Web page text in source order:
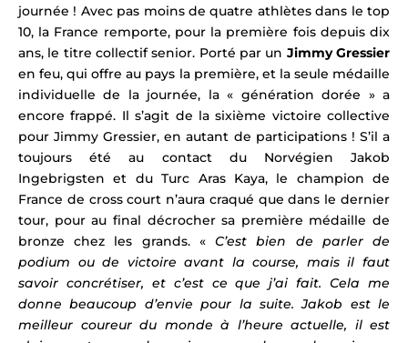
journée ! Avec pas moins de quatre athlètes dans le top
10, la France remporte, pour la première fois depuis dix
ans, le titre collectif senior. Porté par un Jimmy Gressier
en feu, qui offre au pays la première, et la seule médaille
individuelle de la journée, la « génération dorée » a
encore frappé. Il s’agit de la sixième victoire collective
pour Jimmy Gressier, en autant de participations ! S’il a
toujours été au contact du Norvégien Jakob
Ingebrigsten et du Turc Aras Kaya, le champion de
France de cross court n’aura craqué que dans le dernier
tour, pour au final décrocher sa première médaille de
bronze chez les grands. «C’est bien de parler de
podium ou de victoire avant la course, mais il faut
savoir concrétiser, et c’est ce que j’ai fait. Cela me
donne beaucoup d’envie pour la suite. Jakob est le
meilleur coureur du monde à l’heure actuelle, il est